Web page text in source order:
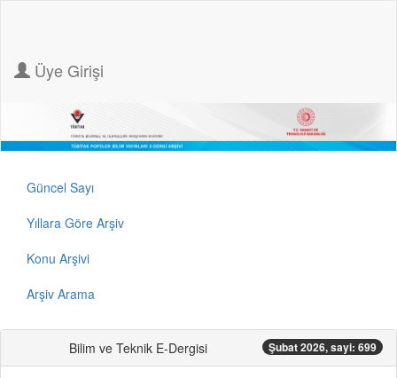
Üye Girişi
Güncel Sayı
Yıllara Göre Arşiv
Konu Arşivi
Arşiv Arama
Bilim ve Teknik E-Dergisi Şubat 2026, sayi: 699